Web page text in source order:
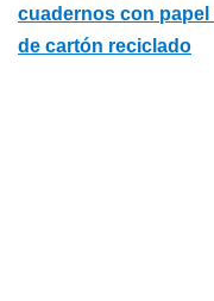
cuadernos con papel
de cartón reciclado